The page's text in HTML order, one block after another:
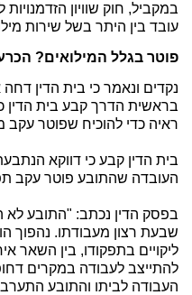
במקביל, חוק שוויון
עובד בין היתר בשל שירות
פוטר בגלל המילואים?
נקדים ונאמר כי בית הדין
בראשית הדרך קבע בית הדין
ראיה כדי להוכיח שפוטר עקב
בית הדין קבע כי דווקא
העובדה שהתובע פוטר עקב
בפסק הדין נכתב: "התובע לא
שבעת רצון מעבודתו. נהפוך
ליקויים בתפקודו, בין השאר
להתייצב לעבודה במקרים
העבודה לביתו והתובע